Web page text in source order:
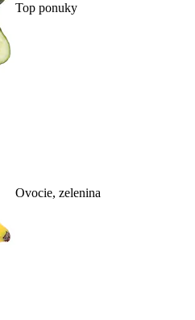
Top ponuky
Ovocie, zelenina